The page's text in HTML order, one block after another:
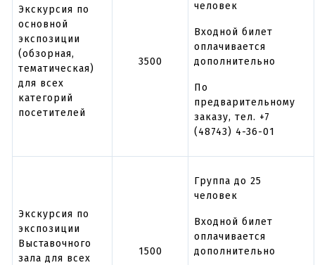
Экскурсия по
основной
экспозиции
(обзорная,
тематическая)
для всех
категорий
посетителей
3500
человек
Входной билет
оплачивается
дополнительно
По
предварительному
заказу, тел. +7
(48743) 4-36-01
Экскурсия по
экспозиции
Выставочного
зала для всех
1500
Группа до 25
человек
Входной билет
оплачивается
дополнительно